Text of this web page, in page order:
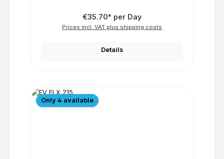
€35.70* per Day
Prices incl. VAT plus shipping costs
Details
Only 4 available